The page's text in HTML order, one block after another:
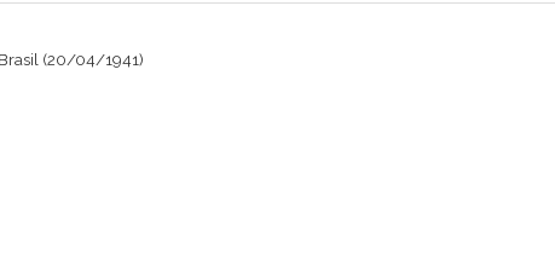
(20/04/1941)